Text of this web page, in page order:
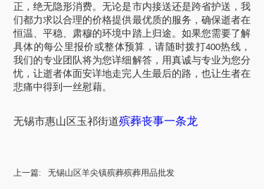
正，绝无隐形消费。无论是市内接送还是跨省护送，我
们都力求以合理的价格提供最优质的服务，确保逝者在
恒温、平稳、肃穆的环境中踏上归途。如果您需要了解
具体的每公里报价或整体预算，请随时拨打400热线，
我们的专业团队将为您详细解答，用真诚与专业为您分
忧，让逝者体面安详地走完人生最后的路，也让生者在
悲痛中得到一丝慰藉。
无锡市惠山区玉祁街道殡葬丧事一条龙
上一篇: 无锡山区羊尖镇殡葬殡葬用品批发